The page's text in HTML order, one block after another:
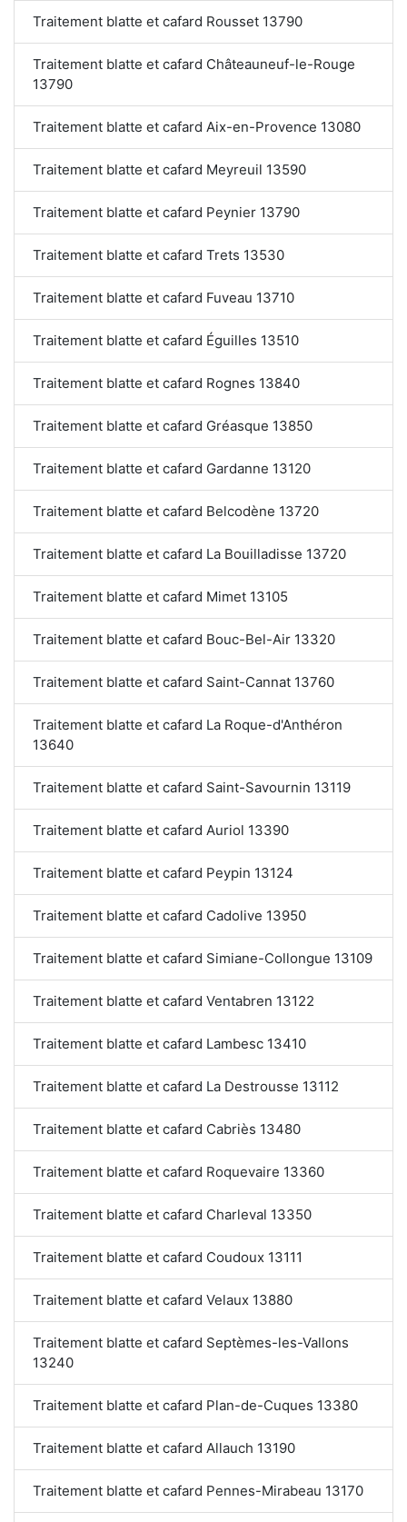
Traitement blatte et cafard Rousset 13790
Traitement blatte et cafard Châteauneuf-le-Rouge
13790
Traitement blatte et cafard Aix-en-Provence 13080
Traitement blatte et cafard Meyreuil 13590
Traitement blatte et cafard Peynier 13790
Traitement blatte et cafard Trets 13530
Traitement blatte et cafard Fuveau 13710
Traitement blatte et cafard Éguilles 13510
Traitement blatte et cafard Rognes 13840
Traitement blatte et cafard Gréasque 13850
Traitement blatte et cafard Gardanne 13120
Traitement blatte et cafard Belcodène 13720
Traitement blatte et cafard La Bouilladisse 13720
Traitement blatte et cafard Mimet 13105
Traitement blatte et cafard Bouc-Bel-Air 13320
Traitement blatte et cafard Saint-Cannat 13760
Traitement blatte et cafard La Roque-d'Anthéron
13640
Traitement blatte et cafard Saint-Savournin 13119
Traitement blatte et cafard Auriol 13390
Traitement blatte et cafard Peypin 13124
Traitement blatte et cafard Cadolive 13950
Traitement blatte et cafard Simiane-Collongue 13109
Traitement blatte et cafard Ventabren 13122
Traitement blatte et cafard Lambesc 13410
Traitement blatte et cafard La Destrousse 13112
Traitement blatte et cafard Cabriès 13480
Traitement blatte et cafard Roquevaire 13360
Traitement blatte et cafard Charleval 13350
Traitement blatte et cafard Coudoux 13111
Traitement blatte et cafard Velaux 13880
Traitement blatte et cafard Septèmes-les-Vallons
13240
Traitement blatte et cafard Plan-de-Cuques 13380
Traitement blatte et cafard Allauch 13190
Traitement blatte et cafard Pennes-Mirabeau 13170